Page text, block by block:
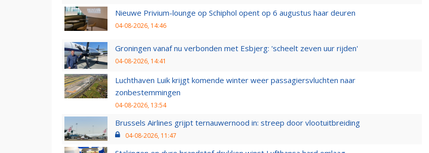
Nieuwe Privium-lounge op Schiphol opent op 6 augustus haar deuren
04-08-2026, 14:46
Groningen vanaf nu verbonden met Esbjerg: 'scheelt zeven uur rijden'
04-08-2026, 14:41
Luchthaven Luik krijgt komende winter weer passagiersvluchten naar
zonbestemmingen
04-08-2026, 13:54
Brussels Airlines grijpt ternauwernood in: streep door vlootuitbreiding
04-08-2026, 11:47